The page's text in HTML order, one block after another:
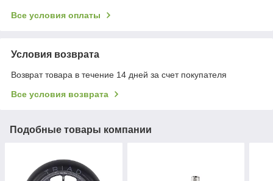
Все условия оплаты
Условия возврата
Возврат товара в течение 14 дней за счет покупателя
Все условия возврата
Подобные товары компании